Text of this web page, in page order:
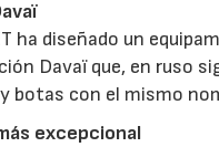
ha diseñado un
Davaï que, en ruso
botas con el mismo
excepcional